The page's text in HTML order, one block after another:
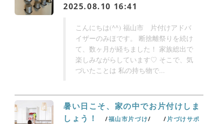
2025.08.10 16:41
こんにちは(^^) 福山市 片付けアドバ
イザーのみほです。 断捨離祭りを続け
て、数ヶ月が経ちました！ 家族総出で
楽しみながらしています♡ そこで、気
づいたことは 私の持ち物で...
暑い日こそ、家の中でお片付けしま
しょう！
福山市片づけ
片づけサポ